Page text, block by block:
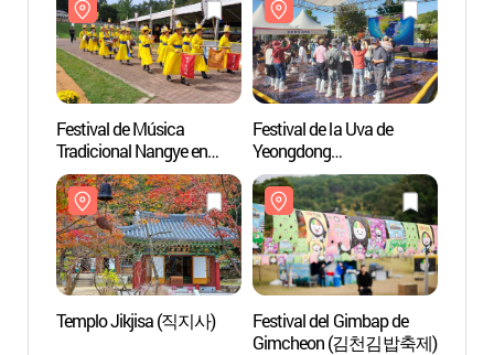
Festival de Música
Tradicional Nangye en
Yeongdong
(영동난계국악축제)
Festival de la Uva de
Yeongdong
(영동포도축제)
Templo Jikjisa (직지사)
Festival del Gimbap de
Gimcheon (김천김밥축제)